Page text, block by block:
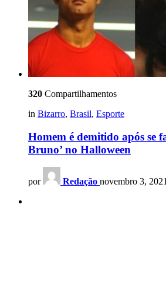
320 Compartilhamentos
in Bizarro, Brasil, Esporte
Homem é demitido após se
Bruno’ no Halloween
por Redação novembro 3,